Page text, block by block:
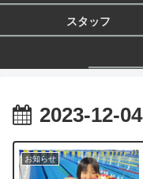
スタッフ
2023-12-04
お知らせ